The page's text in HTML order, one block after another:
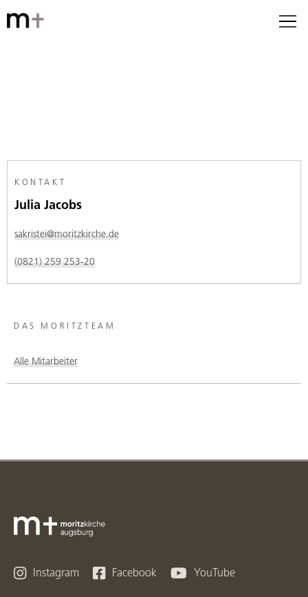
KONTAKT
Julia Jacobs
sakristei@moritzkirche.de
(0821) 259 253-20
DAS MORITZTEAM
Alle Mitarbeiter
 Instagram  Facebook  YouTube